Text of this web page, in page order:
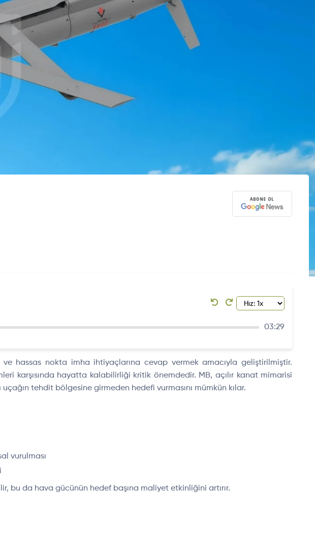
03:29
hassas nokta imha ihtiyaçlarına cevap vermek amacıyla geliştirilmiştir.
karşısında hayatta kalabilirliği kritik önemdedir. MB, açılır kanat mimarisi
tehdit bölgesine girmeden hedefi vurmasını mümkün kılar.
vurulması
bu da hava gücünün hedef başına maliyet etkinliğini artırır.